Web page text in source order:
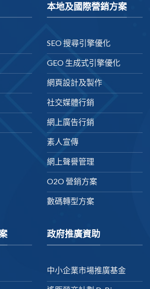
本地及國際營銷方案
SEO 搜尋引擎優化
GEO 生成式引擎優化
網頁設計及製作
社交媒體行銷
網上廣告行銷
素人宣傳
網上聲譽管理
O2O 營銷方案
數碼轉型方案
政府推廣資助
中小企業市場推廣基金